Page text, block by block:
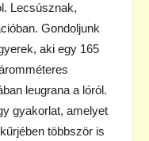
Lecsúsznak,
Gondoljunk
aki egy 165
leugrana a lóról.
gyakorlat, amelyet
többször is